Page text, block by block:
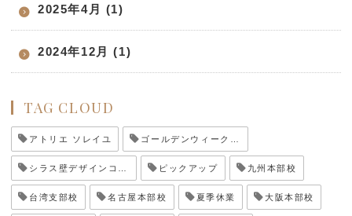
2025年4月 (1)
2024年12月 (1)
TAG CLOUD
アトリエ ソレイユ ゴールデンウィーク休業
シラス壁デザインコンテスト ピックアップ 九州本部校
台湾支部校 名古屋本部校 夏季休業 大阪本部校